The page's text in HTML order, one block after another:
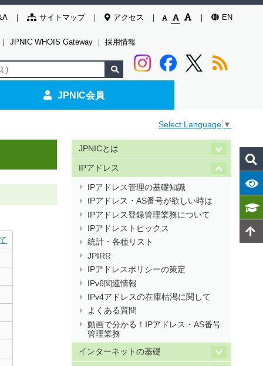
サイトマップ アクセス EN
｜ JPNIC WHOIS Gateway ｜ 採用情報
JPNIC会員
Select Language ▼
JPNICとは
IPアドレス
IPアドレス管理の基礎知識
IPアドレス・AS番号が欲しい時は
IPアドレス登録管理業務について
IPアドレストピックス
統計・各種リスト
JPIRR
IPアドレスポリシーの策定
IPv6関連情報
IPv4アドレスの在庫枯渇に関して
よくある質問
動画で分かる！IPアドレス・AS番号
管理業務
インターネットの基礎